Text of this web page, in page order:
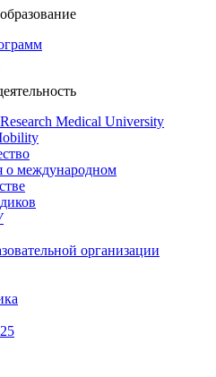
Medical University
о международном
организации